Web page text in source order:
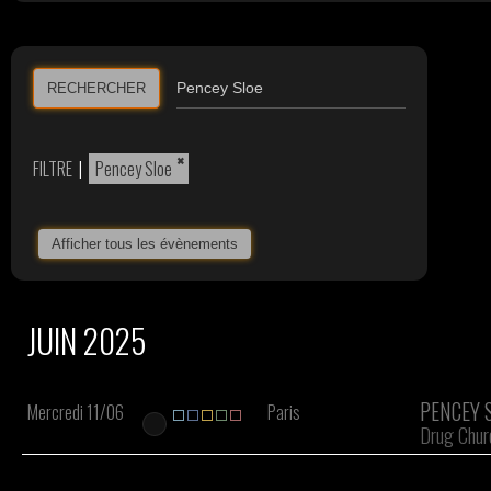
RECHERCHER
FILTRE | ×
Pencey Sloe
Afficher tous les évènements
JUIN 2025
Mercredi 11/06 Paris PENCEY
Drug